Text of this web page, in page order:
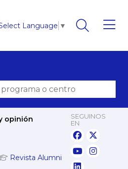
Language ▼
opinión
Revista Alumni
SEGUINOS
EN